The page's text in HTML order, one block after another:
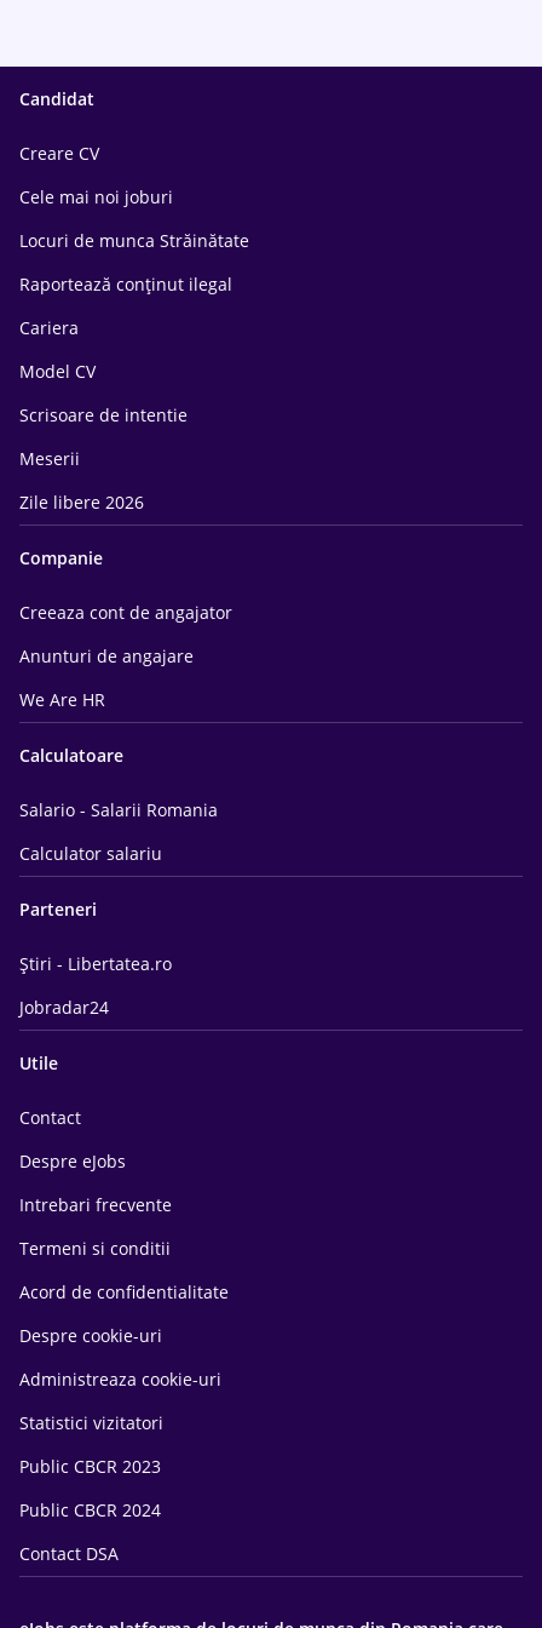
Candidat
Creare CV
Cele mai noi joburi
Locuri de munca Străinătate
Raportează conținut ilegal
Cariera
Model CV
Scrisoare de intentie
Meserii
Zile libere 2026
Companie
Creeaza cont de angajator
Anunturi de angajare
We Are HR
Calculatoare
Salario - Salarii Romania
Calculator salariu
Parteneri
Știri - Libertatea.ro
Jobradar24
Utile
Contact
Despre eJobs
Intrebari frecvente
Termeni si conditii
Acord de confidentialitate
Despre cookie-uri
Administreaza cookie-uri
Statistici vizitatori
Public CBCR 2023
Public CBCR 2024
Contact DSA